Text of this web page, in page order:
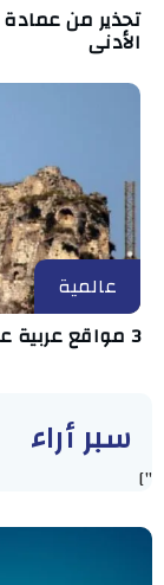
تحذير من
الأدنى
عالمية
3 مواقع عربية على قائمة التراث العالمي المهدد بالخطر
سبر أراء
"]